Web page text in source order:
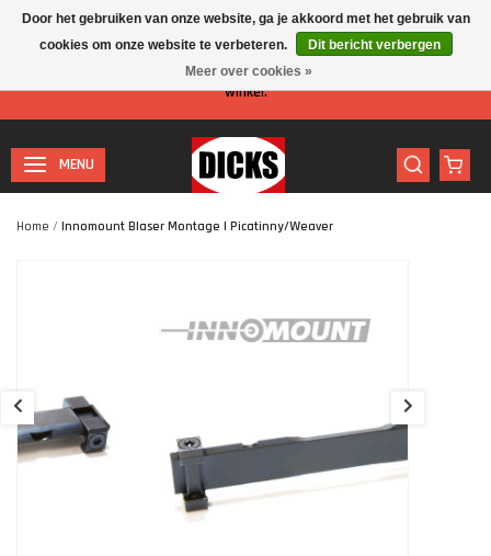
Let op: I.v.m. de zomervakantie is er minder personeel aanwezig in de
winkel.
MENU
Home / Innomount Blaser Montage | Picatinny/weaver
Door het gebruiken van onze website, ga je akkoord met het gebruik van
cookies om onze website te verbeteren.
Dit bericht verbergen
Meer over cookies »